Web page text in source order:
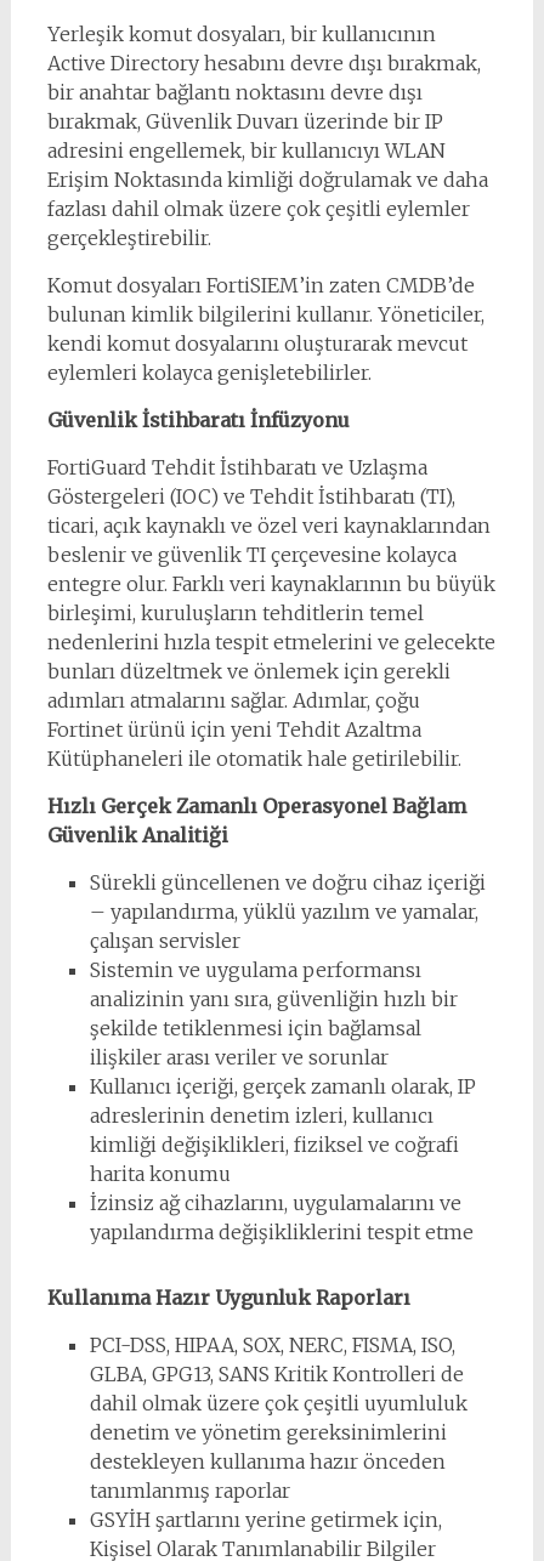
Yerleşik komut dosyaları, bir kullanıcının
Active Directory hesabını devre dışı bırakmak,
bir anahtar bağlantı noktasını devre dışı
bırakmak, Güvenlik Duvarı üzerinde bir IP
adresini engellemek, bir kullanıcıyı WLAN
Erişim Noktasında kimliği doğrulamak ve daha
fazlası dahil olmak üzere çok çeşitli eylemler
gerçekleştirebilir.
Komut dosyaları FortiSIEM’in zaten CMDB’de
bulunan kimlik bilgilerini kullanır. Yöneticiler,
kendi komut dosyalarını oluşturarak mevcut
eylemleri kolayca genişletebilirler.
Güvenlik İstihbaratı İnfüzyonu
FortiGuard Tehdit İstihbaratı ve Uzlaşma
Göstergeleri (IOC) ve Tehdit İstihbaratı (TI),
ticari, açık kaynaklı ve özel veri kaynaklarından
beslenir ve güvenlik TI çerçevesine kolayca
entegre olur. Farklı veri kaynaklarının bu büyük
birleşimi, kuruluşların tehditlerin temel
nedenlerini hızla tespit etmelerini ve gelecekte
bunları düzeltmek ve önlemek için gerekli
adımları atmalarını sağlar. Adımlar, çoğu
Fortinet ürünü için yeni Tehdit Azaltma
Kütüphaneleri ile otomatik hale getirilebilir.
Hızlı Gerçek Zamanlı Operasyonel Bağlam
Güvenlik Analitiği
Sürekli güncellenen ve doğru cihaz içeriği
– yapılandırma, yüklü yazılım ve yamalar,
çalışan servisler
Sistemin ve uygulama performansı
analizinin yanı sıra, güvenliğin hızlı bir
şekilde tetiklenmesi için bağlamsal
ilişkiler arası veriler ve sorunlar
Kullanıcı içeriği, gerçek zamanlı olarak, IP
adreslerinin denetim izleri, kullanıcı
kimliği değişiklikleri, fiziksel ve coğrafi
harita konumu
İzinsiz ağ cihazlarını, uygulamalarını ve
yapılandırma değişikliklerini tespit etme
Kullanıma Hazır Uygunluk Raporları
PCI-DSS, HIPAA, SOX, NERC, FISMA, ISO,
GLBA, GPG13, SANS Kritik Kontrolleri de
dahil olmak üzere çok çeşitli uyumluluk
denetim ve yönetim gereksinimlerini
destekleyen kullanıma hazır önceden
tanımlanmış raporlar
GSYİH şartlarını yerine getirmek için,
Kişisel Olarak Tanımlanabilir Bilgiler